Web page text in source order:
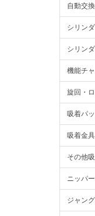
自動交
シリン
シリン
機能チ
旋回・
吸着パ
吸着金
その他
ニッパ
ジャン